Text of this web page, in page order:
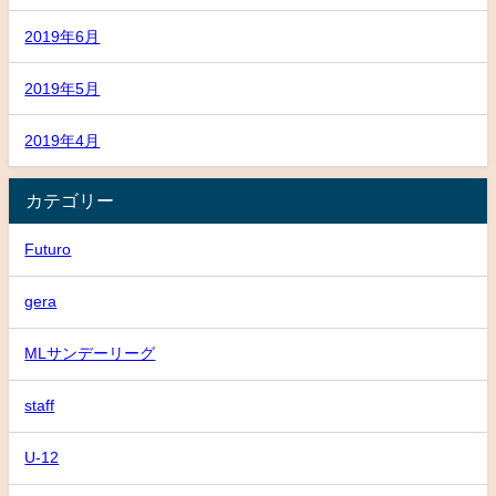
2019年6月
2019年5月
2019年4月
カテゴリー
Futuro
gera
MLサンデーリーグ
staff
U-12